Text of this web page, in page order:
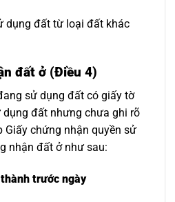
dụng đất từ loại đất khác
đất ở (Điều 4)
sử dụng đất có giấy tờ
dụng đất nhưng chưa ghi rõ
Giấy chứng nhận quyền sử
nhận đất ở như sau:
trước ngày